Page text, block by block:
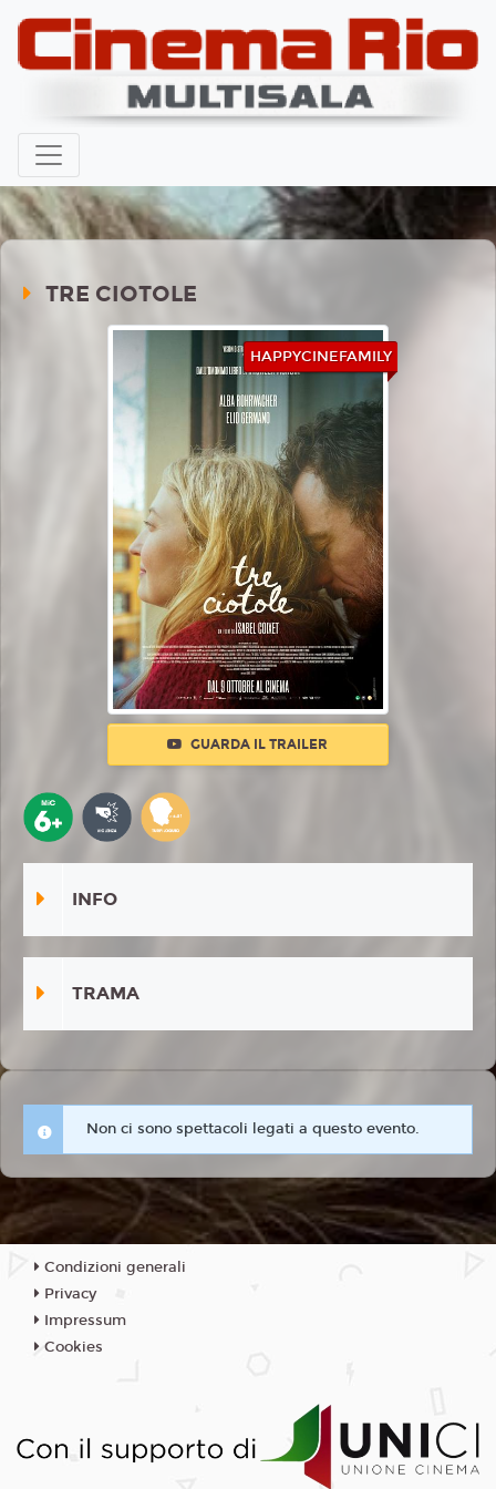
TRE CIOTOLE
HAPPYCINEFAMILY
GUARDA IL TRAILER
INFO
TRAMA
Non ci sono spettacoli legati a questo evento.
Condizioni generali
Privacy
Impressum
Cookies